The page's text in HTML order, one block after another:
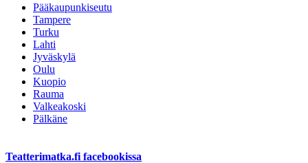
Pääkaupunkiseutu
Tampere
Turku
Lahti
Jyväskylä
Oulu
Kuopio
Rauma
Valkeakoski
Pälkäne
Teatterimatka.fi facebookissa